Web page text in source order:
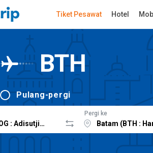
Tiket Pesawat Hotel
BTH
Pulang-pergi
Pergi ke